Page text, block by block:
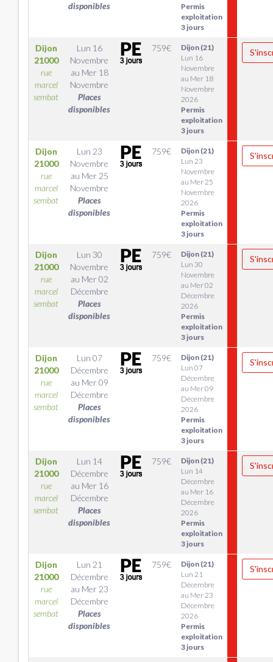
disponibles
Permis
exploitation
3 jours
Dijon
21000
rue
marcel
sembat
Lun 16
Novembre
au Mer 18
Novembre
Places
disponibles
759€
Dijon (21)
Lun 16
Novembre
au Mer 18
Novembre
2026
Permis
exploitation
3 jours
Dijon
21000
rue
marcel
sembat
Lun 23
Novembre
au Mer 25
Novembre
Places
disponibles
759€
Dijon (21)
Lun 23
Novembre
au Mer 25
Novembre
2026
Permis
exploitation
3 jours
Dijon
21000
rue
marcel
sembat
Lun 30
Novembre
au Mer 02
Décembre
Places
disponibles
759€
Dijon (21)
Lun 30
Novembre
au Mer 02
Décembre
2026
Permis
exploitation
3 jours
Dijon
21000
rue
marcel
sembat
Lun 07
Décembre
au Mer 09
Décembre
Places
disponibles
759€
Dijon (21)
Lun 07
Décembre
au Mer 09
Décembre
2026
Permis
exploitation
3 jours
Dijon
21000
rue
marcel
sembat
Lun 14
Décembre
au Mer 16
Décembre
Places
disponibles
759€
Dijon (21)
Lun 14
Décembre
au Mer 16
Décembre
2026
Permis
exploitation
3 jours
Dijon
21000
rue
marcel
sembat
Lun 21
Décembre
au Mer 23
Décembre
Places
disponibles
759€
Dijon (21)
Lun 21
Décembre
au Mer 23
Décembre
2026
Permis
exploitation
3 jours